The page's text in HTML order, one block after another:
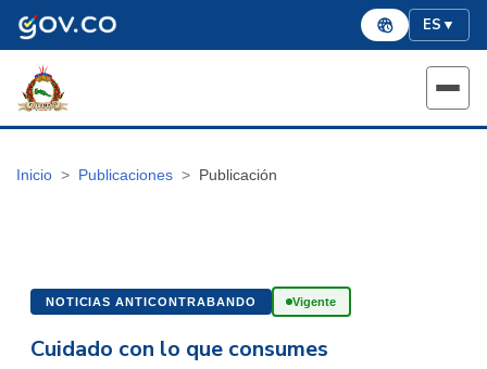
ES▼
Inicio Publicaciones Publicación
NOTICIAS ANTICONTRABANDO Vigente
Cuidado con lo que consumes